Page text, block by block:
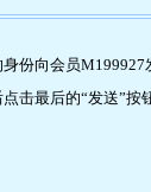
份向会员M199927
击最后的“发送”按